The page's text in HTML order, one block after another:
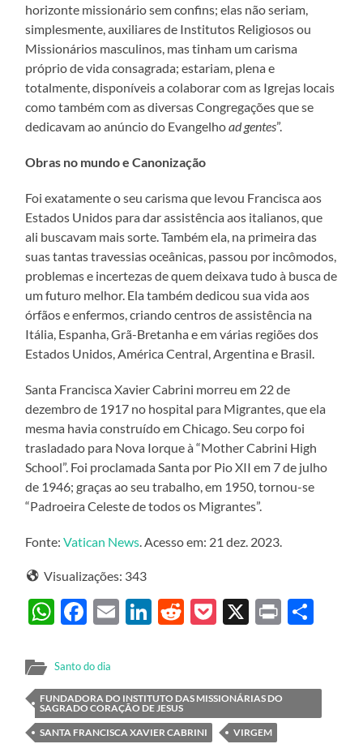
horizonte missionário sem confins; elas não seriam,
simplesmente, auxiliares de Institutos Religiosos ou
Missionários masculinos, mas tinham um carisma
próprio de vida consagrada; estariam, plena e
totalmente, disponíveis a colaborar com as Igrejas locais
como também com as diversas Congregações que se
dedicavam ao anúncio do Evangelhoad gentes”.
Obras no mundo e Canonização
Foi exatamente o seu carisma que levou Francisca aos
Estados Unidos para dar assistência aos italianos, que
ali buscavam mais sorte. Também ela, na primeira das
suas tantas travessias oceânicas, passou por incômodos,
problemas e incertezas de quem deixava tudo à busca de
um futuro melhor. Ela também dedicou sua vida aos
órfãos e enfermos, criando centros de assistência na
Itália, Espanha, Grã-Bretanha e em várias regiões dos
Estados Unidos, América Central, Argentina e Brasil.
Santa Francisca Xavier Cabrini morreu em 22 de
dezembro de 1917 no hospital para Migrantes, que ela
mesma havia construído em Chicago. Seu corpo foi
trasladado para Nova Iorque à “Mother Cabrini High
School”. Foi proclamada Santa por Pio XII em 7 de julho
de 1946; graças ao seu trabalho, em 1950, tornou-se
“Padroeira Celeste de todos os Migrantes”.
Fonte:Vatican News. Acesso em: 21 dez. 2023.
Visualizações: 343
WhatsApp
Facebook
EmailLinkedIn
Reddit
Pocket
X Print
Santo do dia
FUNDADORA DO INSTITUTO DAS MISSIONÁRIAS DO
SAGRADO CORAÇÃO DE JESUS
SANTA FRANCISCA XAVIER CABRINI
VIRGEM